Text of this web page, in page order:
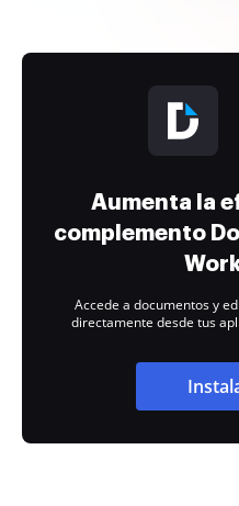
Aumenta la
complemento
Accede a documentos y
directamente desde tus